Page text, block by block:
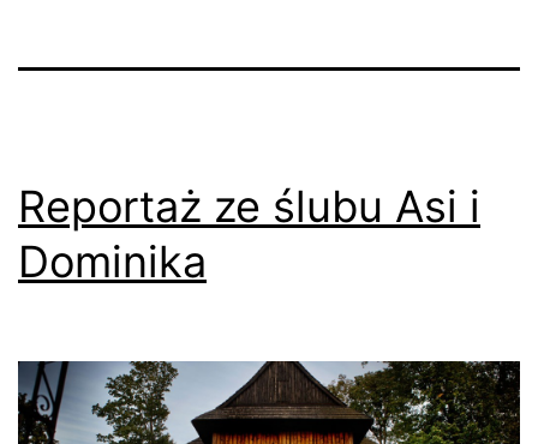
Reportaż ze ślubu Asi i
Dominika